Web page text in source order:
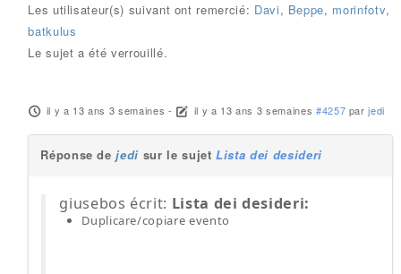
Les utilisateur(s) suivant ont remercié: Davi, Beppe, morinfotv,
batkulus
Le sujet a été verrouillé.
il y a 13 ans 3 semaines - il y a 13 ans 3 semaines #4257 parjedi
Réponse dejedi sur le sujetLista dei desideri
giusebos écrit: Lista dei desideri:
Duplicare/copiare evento